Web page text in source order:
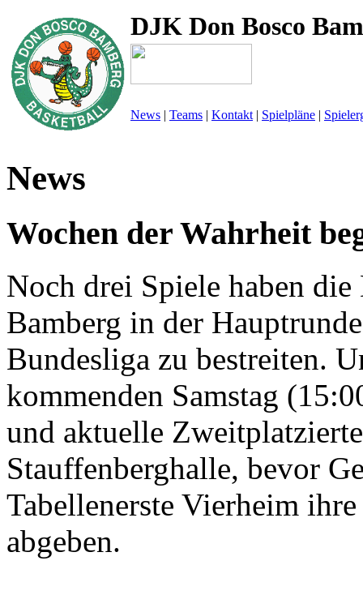
DJK Don Bosco
News | Teams | Kontakt | Spielpläne |
News
Wochen der Wahrheit
Noch drei Spiele haben
Bamberg in der
Bundesliga zu bestreiten.
kommenden Samstag
und aktuelle
Stauffenberghalle, bevor
Tabellenerste Vierheim
abgeben.